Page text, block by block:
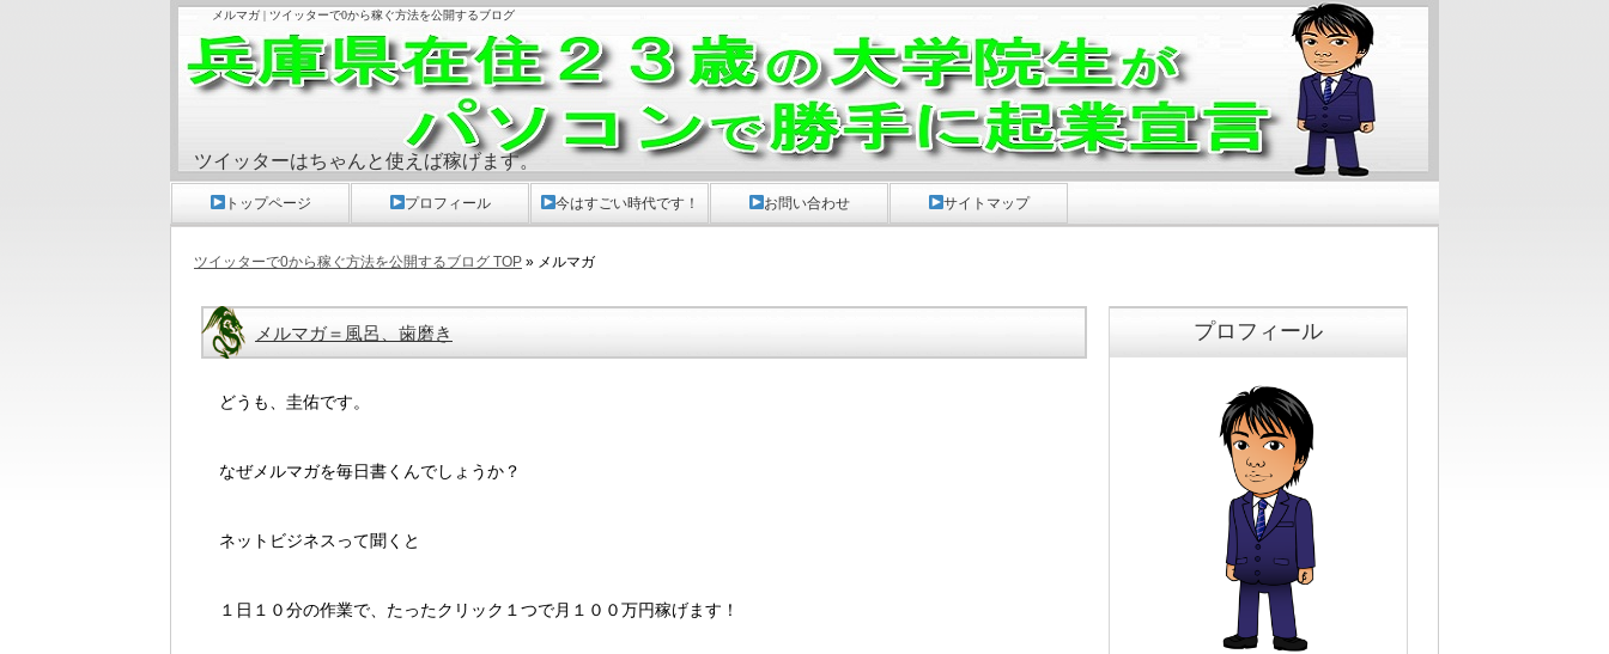
メルマガ | ツイッターで0から稼ぐ方法を公開するブログ
メルマガ＝風呂、歯磨き
どうも、圭佑です。
なぜメルマガを毎日書くんでしょうか？
ネットビジネスって聞くと
１日１０分の作業で、たったクリック１つで月１００万円稼げます！
プロフィール
ツイッターで0から稼ぐ方法を公開するブログ TOP » メルマガ
ツイッターはちゃんと使えば稼げます。
トップページ プロフィール 今はすごい時代です！ お問い合わせ サイトマップ